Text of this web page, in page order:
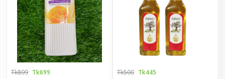
Tk899 Tk699 Tk500 Tk445